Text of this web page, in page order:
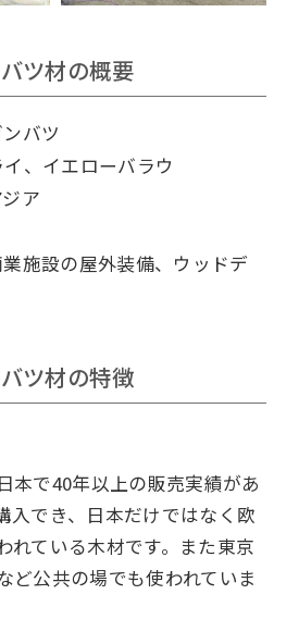
ツ材の概要
バツ
、イエローバラウ
ア
施設の屋外装備、ウッドデ
ツ材の特徴
本で40年以上の販売実績があ
入でき、日本だけではなく欧
れている木材です。また東京
ど公共の場でも使われていま